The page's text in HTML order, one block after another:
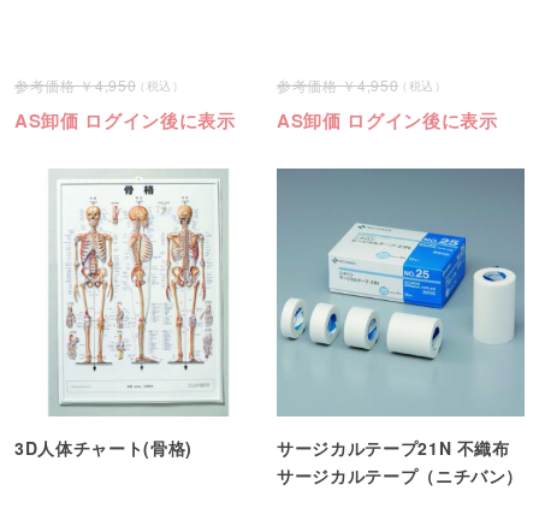
4,950
AS卸価 ログイン後に表示
4,950
AS卸価 ログイン後に表示
3D人体チャート(骨格)
サージカルテープ21N 不織布
サージカルテープ（ニチバン）